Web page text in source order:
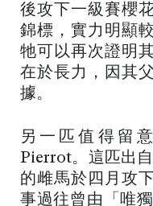
後攻下一級賽櫻
錦標，實力明顯
牠可以再次證明
在於長力，因其
據。
另一匹值得留
Pierrot。這匹出
的雌馬於四月攻
事過往曾由「唯